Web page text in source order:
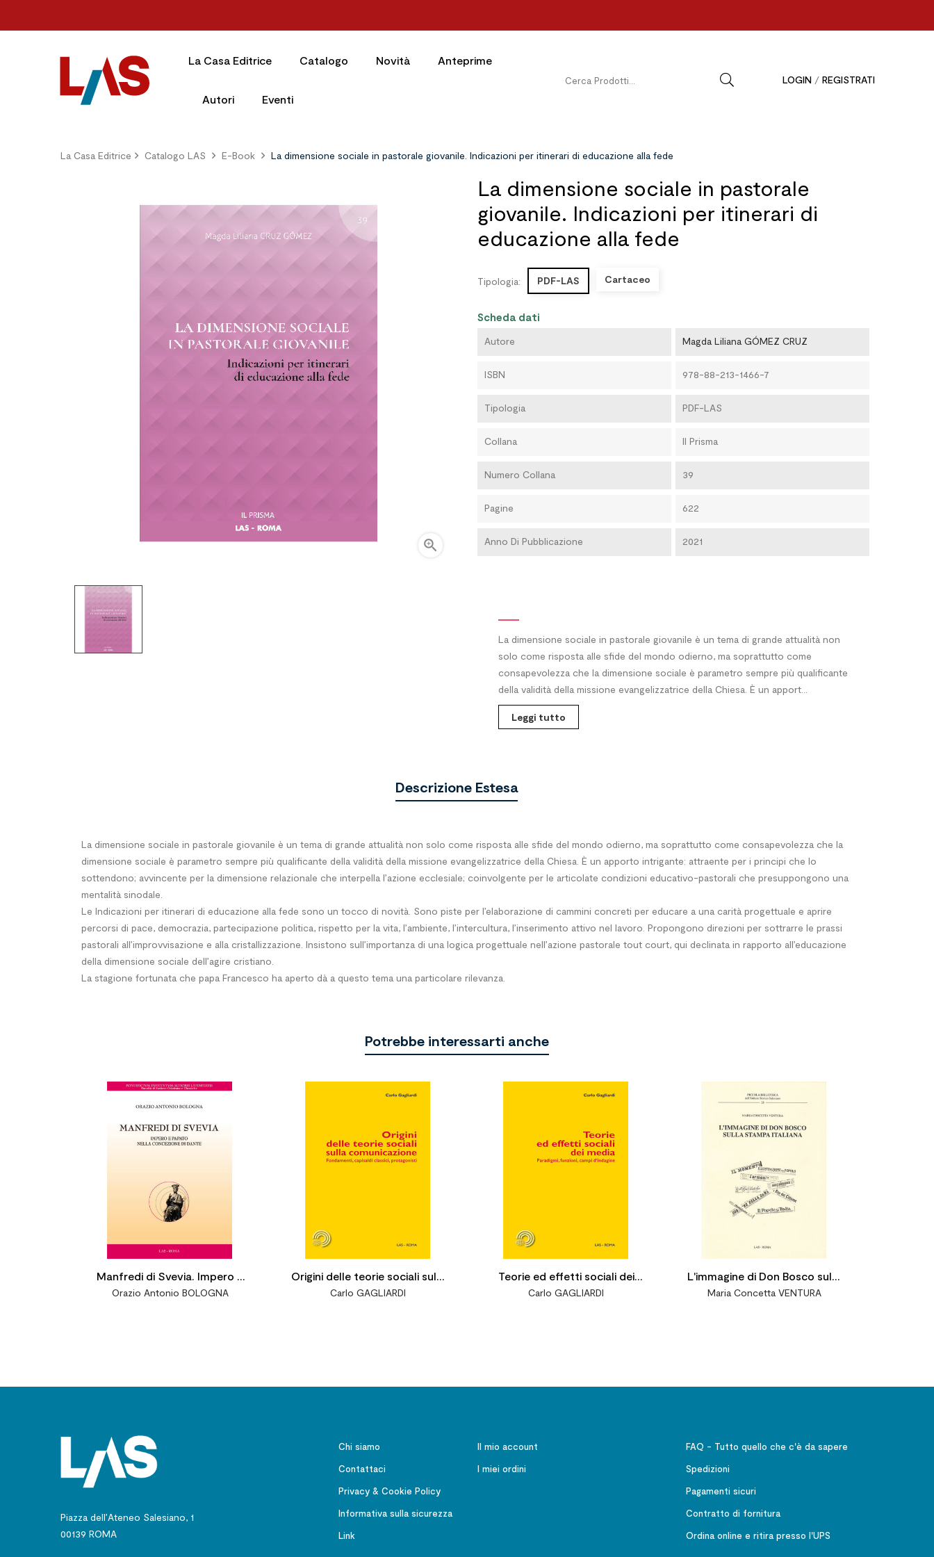
La Casa Editrice Catalogo Novità Anteprime
Autori Eventi
LOGIN / REGISTRATI
La Casa Editrice Catalogo LAS E-Book La dimensione sociale in pastorale giovanile. Indicazioni per itinerari di educazione alla fede

La dimensione sociale in pastorale
giovanile. Indicazioni per itinerari di
educazione alla fede
Tipologia: PDF-LAS Cartaceo
Scheda dati
Autore Magda Liliana GÓMEZ CRUZ
ISBN 978-88-213-1466-7
Tipologia PDF-LAS
Collana Il Prisma
Numero Collana 39
Pagine 622
Anno Di Pubblicazione 2021
La dimensione sociale in pastorale giovanile è un tema di grande attualità non
solo come risposta alle sfide del mondo odierno, ma soprattutto come
consapevolezza che la dimensione sociale è parametro sempre più qualificante
della validità della missione evangelizzatrice della Chiesa. È un apport...
Leggi tutto
Descrizione Estesa
La dimensione sociale in pastorale giovanile è un tema di grande attualità non solo come risposta alle sfide del mondo odierno, ma soprattutto come consapevolezza che la
dimensione sociale è parametro sempre più qualificante della validità della missione evangelizzatrice della Chiesa. È un apporto intrigante: attraente per i principi che lo
sottendono; avvincente per la dimensione relazionale che interpella l’azione ecclesiale; coinvolgente per le articolate condizioni educativo-pastorali che presuppongono una
mentalità sinodale.
Le Indicazioni per itinerari di educazione alla fede sono un tocco di novità. Sono piste per l’elaborazione di cammini concreti per educare a una carità progettuale e aprire
percorsi di pace, democrazia, partecipazione politica, rispetto per la vita, l’ambiente, l’intercultura, l’inserimento attivo nel lavoro. Propongono direzioni per sottrarre le prassi
pastorali all’improvvisazione e alla cristallizzazione. Insistono sull’importanza di una logica progettuale nell’azione pastorale tout court, qui declinata in rapporto all’educazione
della dimensione sociale dell’agire cristiano.
La stagione fortunata che papa Francesco ha aperto dà a questo tema una particolare rilevanza.
Potrebbe interessarti anche
Manfredi di Svevia. Impero e
Papato nella concezione di
Orazio Antonio BOLOGNA
Origini delle teorie sociali sulla
comunicazione. Fondamenti,
Carlo GAGLIARDI
Teorie ed effetti sociali dei
media. Paradigmi, funzioni,
Carlo GAGLIARDI
L'immagine di Don Bosco sulla
stampa italiana
Maria Concetta VENTURA
Piazza dell’Ateneo Salesiano, 1
00139 ROMA
Chi siamo
Contattaci
Privacy & Cookie Policy
Informativa sulla sicurezza
Link
Il mio account
I miei ordini
FAQ - Tutto quello che c'è da sapere
Spedizioni
Pagamenti sicuri
Contratto di fornitura
Ordina online e ritira presso l'UPS